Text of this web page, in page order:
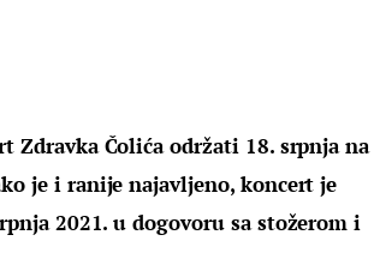
Zdravka Čolića održati 18. srpnja na
je i ranije najavljeno, koncert je
2021. u dogovoru sa stožerom i